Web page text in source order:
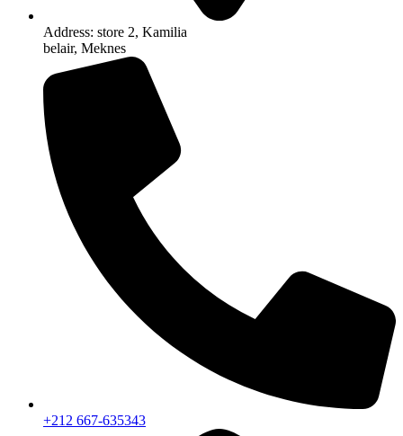
Address: store 2, Kamilia
belair, Meknes
+212 667-635343